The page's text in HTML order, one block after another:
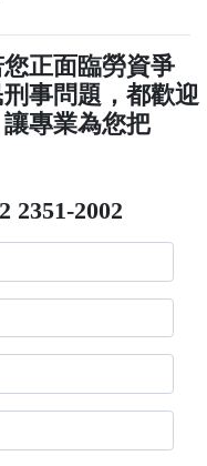
您正面臨勞資爭
事問題，都歡迎
專業為您把
2351-2002